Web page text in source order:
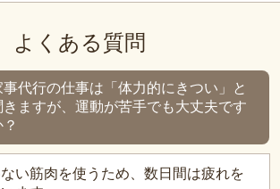
よくある質問
事代行の仕事は「体力的にきつい」と
きますが、運動が苦手でも大丈夫です
い筋肉を使うため、数日間は疲れを